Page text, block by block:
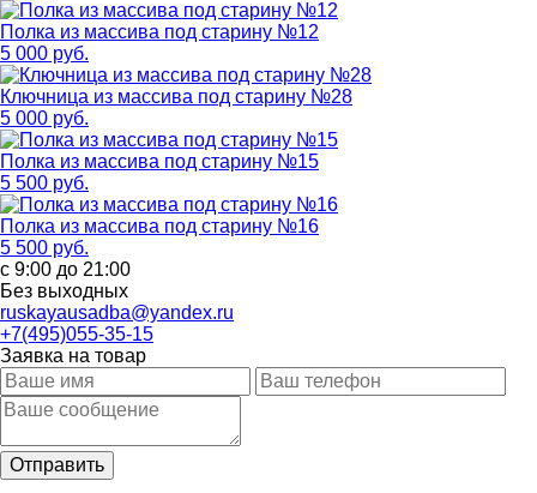
Полка из массива под старину №12
5 000 руб.
Ключница из массива под старину №28
5 000 руб.
Полка из массива под старину №15
5 500 руб.
Полка из массива под старину №16
5 500 руб.
с 9:00 до 21:00
Без выходных
ruskayausadba@yandex.ru
+7(495)055-35-15
Заявка на товар